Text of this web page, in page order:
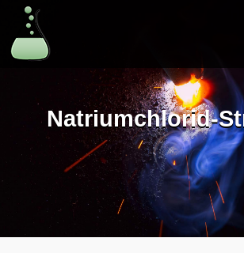
Natriumchlorid-